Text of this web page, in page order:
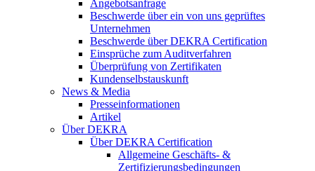
Angebotsanfrage
Beschwerde über ein von uns geprüftes
Unternehmen
Beschwerde über DEKRA Certification
Einsprüche zum Auditverfahren
Überprüfung von Zertifikaten
Kundenselbstauskunft
News & Media
Presseinformationen
Artikel
Über DEKRA
Über DEKRA Certification
Allgemeine Geschäfts- &
Zertifizierungsbedingungen